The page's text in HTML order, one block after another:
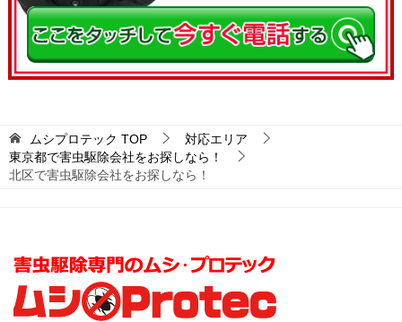
ムシプロテック TOP
対応エリア
東京都で害虫駆除会社をお探しなら！
北区で害虫駆除会社をお探しなら！